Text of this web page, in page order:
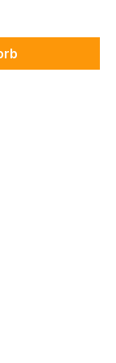
Wert